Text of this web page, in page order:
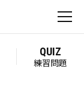
QUIZ
練習問題